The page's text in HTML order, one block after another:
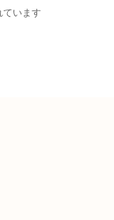
ています